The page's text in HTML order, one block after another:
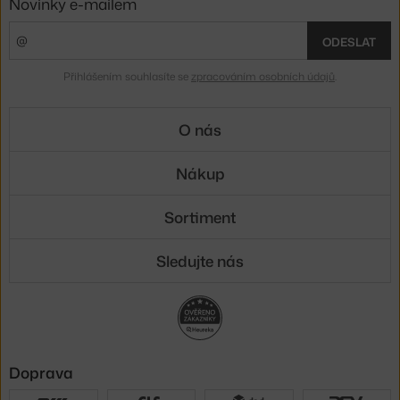
ODESLAT
Přihlášením souhlasíte se zpracováním osobních údajů
O nás
Nákup
Sortiment
Sledujte nás
Doprava